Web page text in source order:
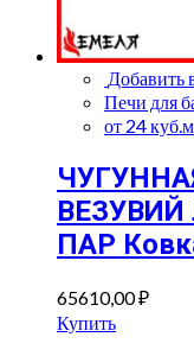
Добавить
Печи для
от 24 куб.м
ПАР
65610,00₽
Купить